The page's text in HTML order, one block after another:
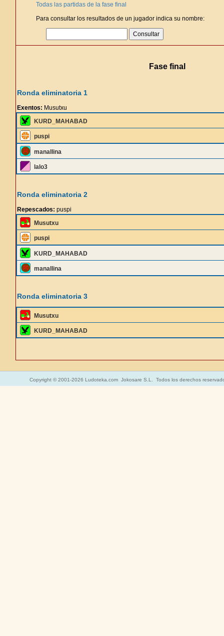
Todas las partidas de la fase final
Para consultar los resultados de un jugador indica su nombre:
Fase final
Ronda eliminatoria 1
Exentos: Musutxu
KURD_MAHABAD
puspi
manallina
lalo3
Ronda eliminatoria 2
Repescados: puspi
Musutxu
puspi
KURD_MAHABAD
manallina
Ronda eliminatoria 3
Musutxu
KURD_MAHABAD
Copyright © 2001-2026 Ludoteka.com Jokosare S.L. Todos los derechos